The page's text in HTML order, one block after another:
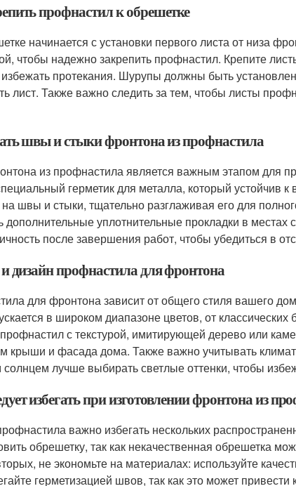
профнастил к обрешетке
начинается с установки первого листа от низа
чтобы надежно закрепить профнастил. Крепите
протекания. Шурупы должны быть
лист. Также важно следить за тем, чтобы листы
швы и стыки фронтона из профнастила
из профнастила является важным этапом для
герметик для металла, который устойчив
швы и стыки, тщательно разглаживая его для
дополнительные уплотнительные прокладки в местах
после завершения работ, чтобы убедиться в
дизайн профнастила для фронтона
для фронтона зависит от общего стиля вашего
в широком диапазоне цветов, от классических
с текстурой, имитирующей дерево или
крыши и фасада дома. Также важно учитывать
лучше выбирать светлые оттенки, чтобы
избегать при изготовлении фронтона из
важно избегать нескольких
обрешетку, так как некачественная обрешетка
не экономьте на материалах: используйте
герметизацией швов, так как это может